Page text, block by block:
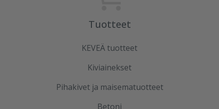
Tuotteet
KEVEÄ tuotteet
Kiviainekset
Pihakivet ja maisematuotteet
Betoni